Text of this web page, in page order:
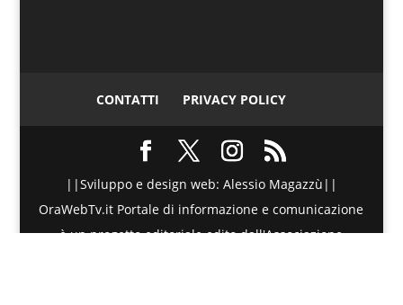
CONTATTI PRIVACY POLICY
||Sviluppo e design web: Alessio Magazzù||
OraWebTv.it Portale di informazione e comunicazione
è un progetto editoriale edito dall'Associazione